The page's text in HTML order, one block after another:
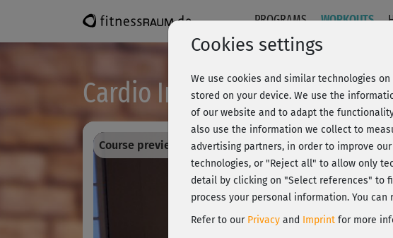
PROGRAMS WORKOUTS
Cardio Intervall-Training - im
Course preview - register and train all!
Cookies settings
We use cookies and similar technologies
stored on your device. We use the
of our website and to adapt the
also use the information we collect to
advertising partners, in order to improve
technologies, or "Reject all" to allow only
detail by clicking on "Select references" to
process your personal information. You
Refer to our Privacy and Imprint for more